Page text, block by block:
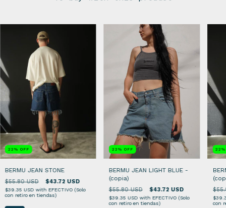
22 % OFF
BERMU JEAN STONE
$55.80 USD $43.72 USD
$39.35 USDwith EFECTIVO (Solo
con retiro en tiendas)
22 % OFF
BERMU JEAN LIGHT BLUE -
(copia)
$55.80 USD $43.72 USD
$39.35 USDwith EFECTIVO (Solo
con retiro en tiendas)
22
con